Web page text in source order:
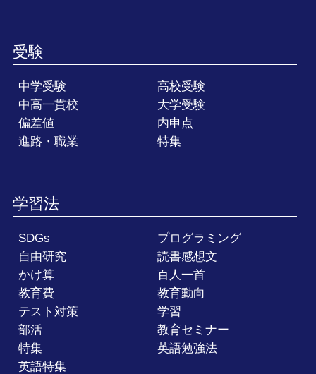
受験
中学受験
高校受験
中高一貫校
大学受験
偏差値
内申点
進路・職業
特集
学習法
SDGs
プログラミング
自由研究
読書感想文
かけ算
百人一首
教育費
教育動向
テスト対策
学習
部活
教育セミナー
特集
英語勉強法
英語特集